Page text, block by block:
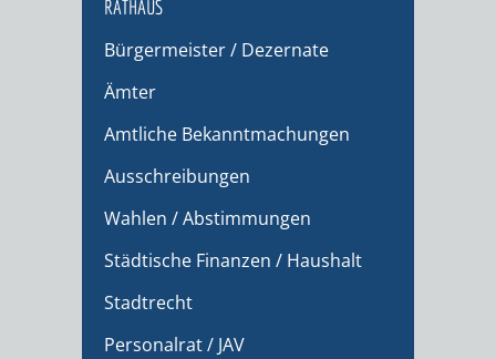
RATHAUS
Bürgermeister / Dezernate
Ämter
Amtliche Bekanntmachungen
Ausschreibungen
Wahlen / Abstimmungen
Städtische Finanzen / Haushalt
Stadtrecht
Personalrat / JAV